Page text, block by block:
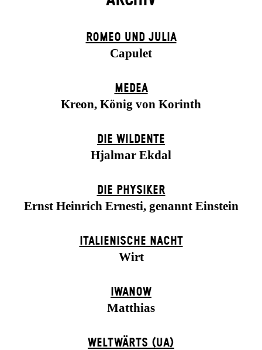
ROMEO UND JULIA
Capulet
MEDEA
Kreon, König von Korinth
DIE WILDENTE
Hjalmar Ekdal
DIE PHYSIKER
Ernst Heinrich Ernesti, genannt Einstein
ITALIENISCHE NACHT
Wirt
IWANOW
Matthias
WELTWÄRTS (UA)